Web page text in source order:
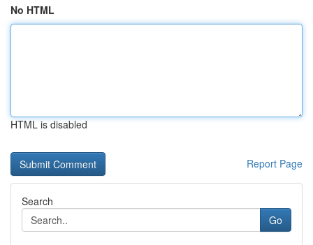
No HTML
HTML is disabled
Report Page
Search
Go